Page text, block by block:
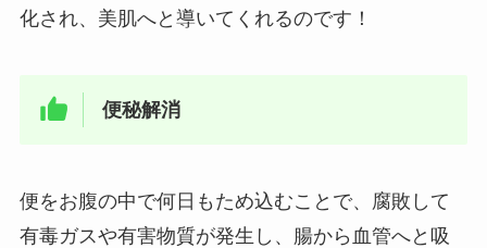
化され、美肌へと導いてくれるのです！
便秘解消
便をお腹の中で何日もため込むことで、腐敗して
有毒ガスや有害物質が発生し、腸から血管へと吸